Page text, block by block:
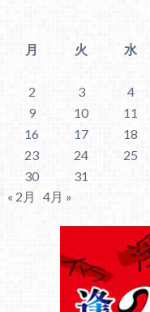
月
火 水
2
3 4
9
10 11
16
17 18
23
24 25
30
31
« 2月
4月 »